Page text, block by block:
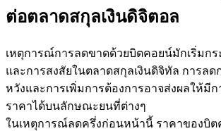
พันธมิตร Bitrue
ต่อตลาดสกุลเงินดิจิตอล
เหตุการณ์การลดขาดด้วยบิตคอยน์มักเริ่มก
และการสงสัยในตลาดสกุลเงินดิจิทัล การล
หวังและการเพิ่มการต้องการอาจส่งผลให้มีก
ราคาได้บนลักษณะยนที่ต่างๆ
ในเหตุการณ์ลดครึ่งก่อนหน้านี้ ราคาของบิต